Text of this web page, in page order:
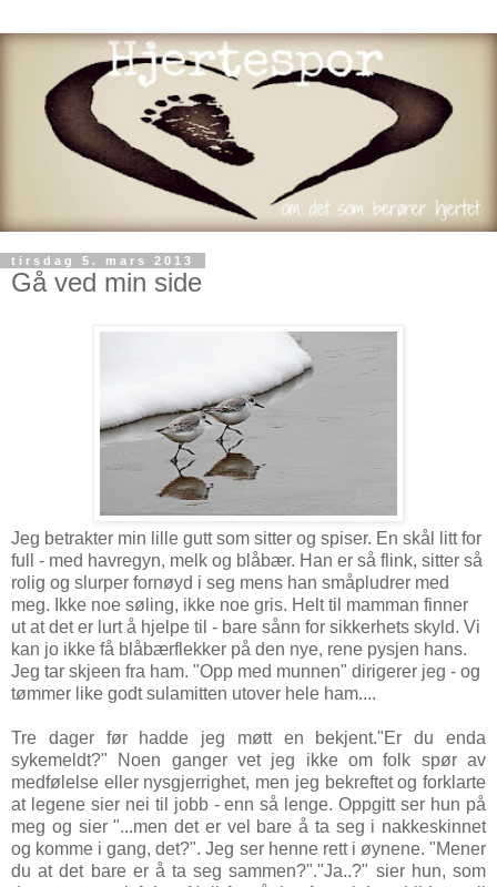
tirsdag 5. mars 2013
Gå ved min side
Jeg betrakter min lille gutt som sitter og spiser. En skål litt for
full - med havregyn, melk og blåbær. Han er så flink, sitter så
rolig og slurper fornøyd i seg mens han småpludrer med
meg. Ikke noe søling, ikke noe gris. Helt til mamman finner
ut at det er lurt å hjelpe til - bare sånn for sikkerhets skyld. Vi
kan jo ikke få blåbærflekker på den nye, rene pysjen hans.
Jeg tar skjeen fra ham. "Opp med munnen" dirigerer jeg - og
tømmer like godt sulamitten utover hele ham....
Tre dager før hadde jeg møtt en bekjent."Er du enda
sykemeldt?" Noen ganger vet jeg ikke om folk spør av
medfølelse eller nysgjerrighet, men jeg bekreftet og forklarte
at legene sier nei til jobb - enn så lenge. Oppgitt ser hun på
meg og sier "...men det er vel bare å ta seg i nakkeskinnet
og komme i gang, det?". Jeg ser henne rett i øynene. "Mener
du at det bare er å ta seg sammen?"."Ja..?" sier hun, som